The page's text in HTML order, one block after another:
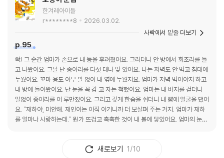
한겨레아이들
r********8
2026.03.02.
p.95
쫙! 그 순간 엄마가 손으로 내 등을 후려쳤어요. 그러더니 안 방에서 회초리를 들
고 나왔어요. 그날 난 종아리를 다섯 대나 맞 았어요. 나는 저녁도 안 먹고 침대에
누웠어요. 꼬마 용도 아무 말 없이 내 옆에 누웠지요. 엄마가 저녁 먹어야지 하고
내 방에 들어왔어요. 난 눈을 꼭 감 고 자는 척했어요. 엄마는 내 바지를 걷더니
말없이 종아리를 어 루만졌어요. 그리고 깊게 한숨을 쉬더니 내 뺨에 얼굴을 댔어
요. "재하야, 미안해. 재인이는 아직 아기니까 더 보살펴 주는 거지. 엄마가 재하
를 얼마나 사랑하는데." 뭔가 뜨겁고 축축한 것이 내 볼에 닿았어요. 엄마의 눈물
사락에서 밑줄 더보기
새로보기 1/10